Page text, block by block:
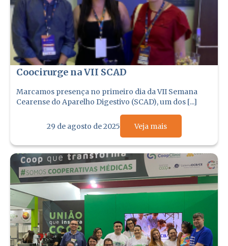
Coocirurge na VII SCAD
Marcamos presença no primeiro dia da VII Semana
Cearense do Aparelho Digestivo (SCAD), um dos [...]
29 de agosto de 2025 Veja mais